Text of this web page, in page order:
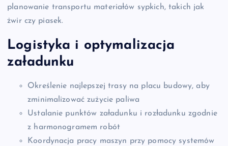
planowanie transportu materiałów sypkich, takich jak
żwir czy piasek.
Logistyka i optymalizacja
załadunku
Określenie najlepszej trasy na placu budowy, aby
zminimalizować zużycie paliwa
Ustalanie punktów załadunku i rozładunku zgodnie
z harmonogramem robót
Koordynacja pracy maszyn przy pomocy systemów